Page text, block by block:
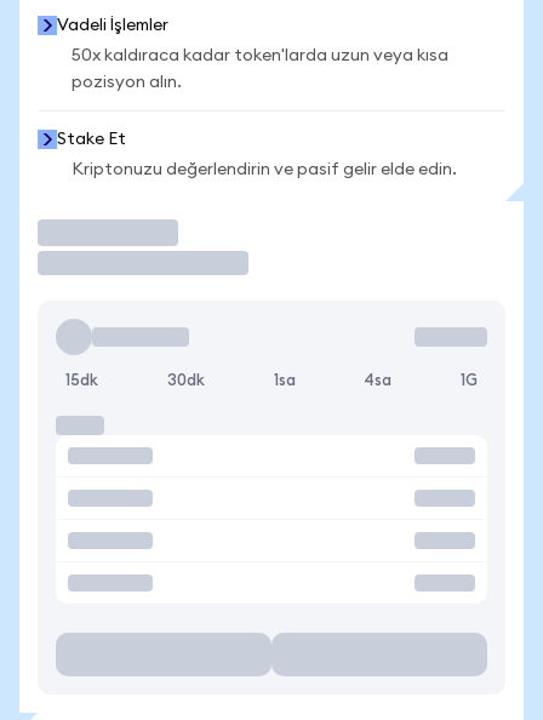
Vadeli İşlemler
50x kaldıraca kadar token'larda uzun veya kısa
pozisyon alın.
Stake Et
Kriptonuzu değerlendirin ve pasif gelir elde edin.
15dk 30dk 1sa 4sa 1G